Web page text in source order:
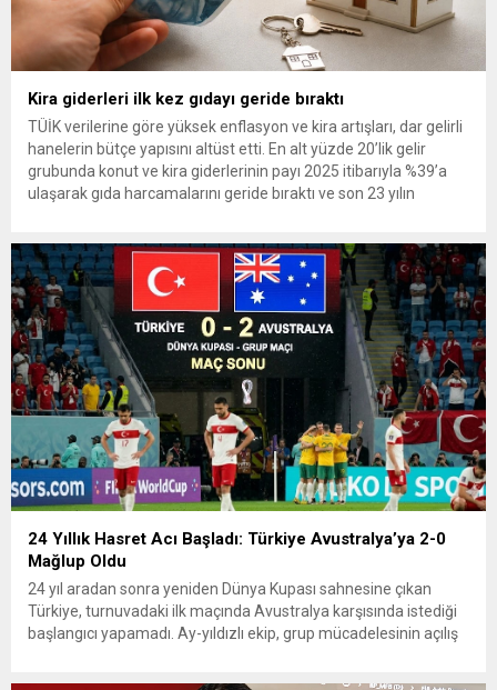
Kira giderleri ilk kez gıdayı geride bıraktı
TÜİK verilerine göre yüksek enflasyon ve kira artışları, dar gelirli
hanelerin bütçe yapısını altüst etti. En alt yüzde 20’lik gelir
grubunda konut ve kira giderlerinin payı 2025 itibarıyla %39’a
ulaşarak gıda harcamalarını geride bıraktı ve son 23 yılın
24 Yıllık Hasret Acı Başladı: Türkiye Avustralya’ya 2-0
Mağlup Oldu
24 yıl aradan sonra yeniden Dünya Kupası sahnesine çıkan
Türkiye, turnuvadaki ilk maçında Avustralya karşısında istediği
başlangıcı yapamadı. Ay-yıldızlı ekip, grup mücadelesinin açılış